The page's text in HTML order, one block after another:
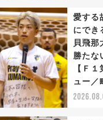
愛する
にでき
貝飛那
勝たな
【Ｆ
ュー